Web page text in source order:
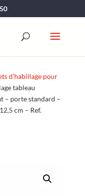
d’habillage pour
tableau
– porte standard –
cm – Ref.